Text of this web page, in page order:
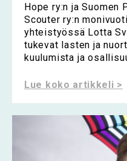
Hope ry:n ja Suomen
Scouter ry:n
yhteistyössä Lotta
tukevat lasten ja
kuulumista ja
Lue koko artikkeli >